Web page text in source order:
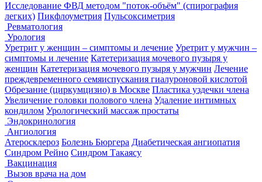
Исследование ФВД методом "поток-объём" (спирография
легких) Пикфлоуметрия Пульсоксиметрия
Ревматология
Урология
Уретрит у женщин – симптомы и лечение Уретрит у мужчин –
симптомы и лечение Катетеризация мочевого пузыря у
женщин Катетеризация мочевого пузыря у мужчин Лечение
преждевременного семяиспускания гиалуроновой кислотой
Обрезание (циркумцизио) в Москве Пластика уздечки члена
Увеличение головки полового члена Удаление интимных
кондилом Урологический массаж простаты
Эндокринология
Ангиология
Атеросклероз Болезнь Бюргера Диабетическая ангиопатия
Синдром Рейно Синдром Такаясу
Вакцинация
Вызов врача на дом